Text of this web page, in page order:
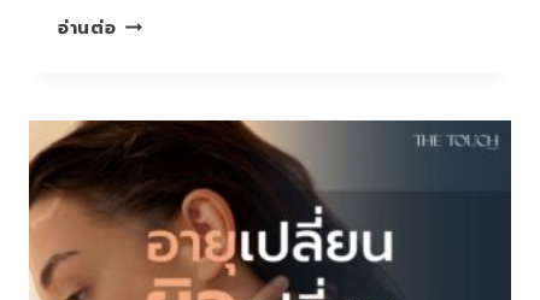
อ่านต่อSOS
ช่วย
เหลือ:
ริ้ว
รอย!
ไม่ใช่